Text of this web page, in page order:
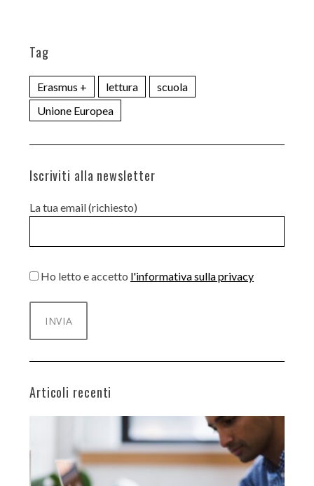
Tag
Erasmus + lettura
scuola
Unione Europea
Iscriviti alla newsletter
La tua email (richiesto)
Ho letto e accetto l'informativa sulla privacy
Articoli recenti